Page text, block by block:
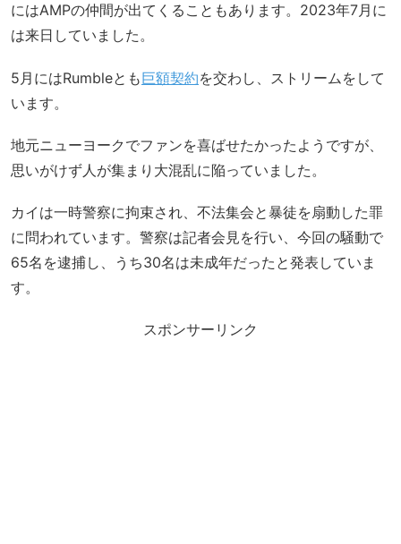
にはAMPの仲間が出てくることもあります。2023年7月に
は来日していました。
5月にはRumbleとも巨額契約を交わし、ストリームをして
います。
地元ニューヨークでファンを喜ばせたかったようですが、
思いがけず人が集まり大混乱に陥っていました。
カイは一時警察に拘束され、不法集会と暴徒を扇動した罪
に問われています。警察は記者会見を行い、今回の騒動で
65名を逮捕し、うち30名は未成年だったと発表していま
す。
スポンサーリンク